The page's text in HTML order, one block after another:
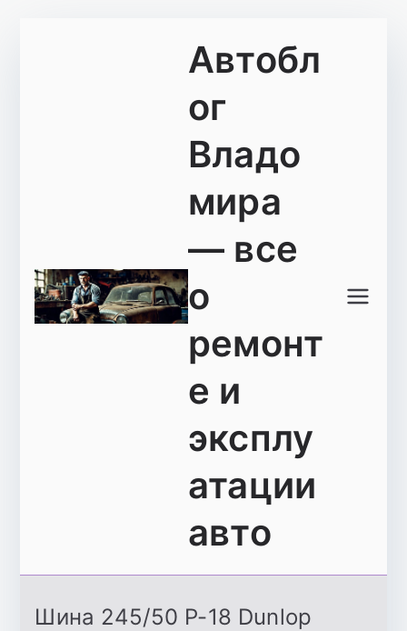
Автобл
ог
Владо
мира
— все
о
ремонт
е и
эксплу
атации
авто
Шина 245/50 Р-18 Dunlop